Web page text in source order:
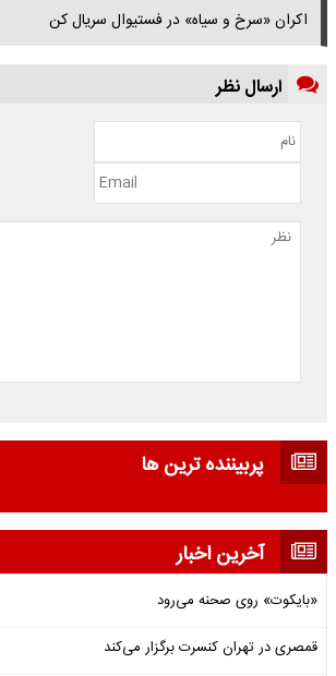
اکران «سرخ و سیاه» در فستیوال سریال کن
ارسال نظر
پربیننده ترین ها
آخرین اخبار
«بایکوت» روی صحنه می‌رود
قمصری در تهران کنسرت برگزار می‌کند